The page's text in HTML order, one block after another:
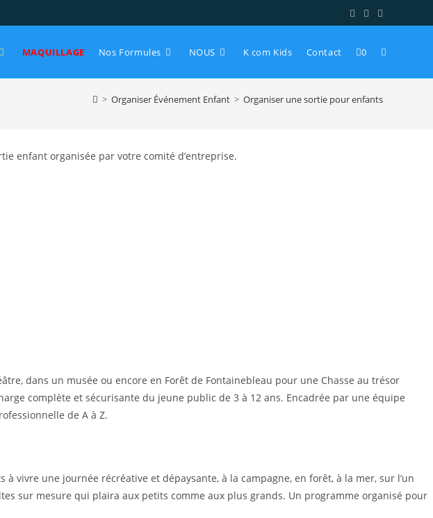
MAQUILLAGE Nos Formules NOUS K com Kids Contact 0 Toggle
website
> Organiser Événement Enfant > Organiser une sortie pour enfants
enfant organisée par votre comité d’entreprise.
dans un musée ou encore en Forêt de Fontainebleau pour une Chasse au trésor
complète et sécurisante du jeune public de 3 à 12 ans. Encadrée par une équipe
de A à Z.
vivre une journée récréative et dépaysante, à la campagne, en forêt, à la mer, sur l’un
sur mesure qui plaira aux petits comme aux plus grands. Un programme organisé pour